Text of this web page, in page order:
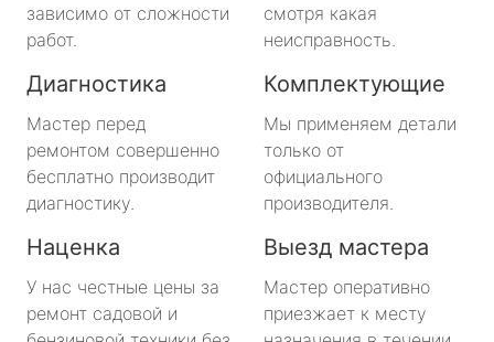
зависимо от сложности
работ.
смотря какая
неисправность.
Диагностика
Мастер перед
ремонтом совершенно
бесплатно производит
диагностику.
Комплектующие
Мы применяем детали
только от
официального
производителя.
Наценка
У нас честные цены за
ремонт садовой и
Выезд мастера
Мастер оперативно
приезжает к месту